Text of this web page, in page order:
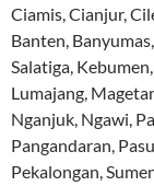
Ciamis, Cianjur,
Banten,
Salatiga,
Lumajang,
Nganjuk, Ngawi,
Pangandaran,
Pekalongan,